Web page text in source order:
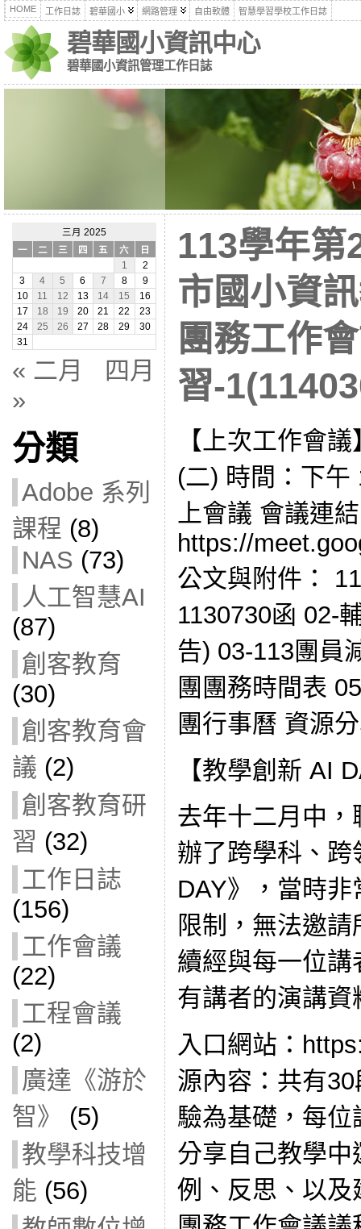
HOME 工作日誌 碧華國小 網路管理 自由軟體 智慧學習學校工作日誌
碧華國小資訊中心
碧華國小資訊管理工作日誌
三月 2025
一
二 三 四 五 六
日
1
2
3
4 5 6 7 8
9
10
11 12 13 14 15
16
17
18 19 20 21 22
23
24
25 26 27 28 29
30
31
« 二月
四月
»
分類
Adobe 系列
課程 (8)
NAS (73)
人工智慧AI
(87)
創客教育
(30)
創客教育會
議 (2)
創客教育研
習 (32)
工作日誌
(156)
工作會議
(22)
工程會議
(2)
廣達《游於
智》
(5)
教學科技增
能 (56)
113學年第
市國小資
團務工作
習-
【上次工作會
(二) 時間：下午
上會議 會議連
https://
公文與附件：
1130730函 02-
告) 03-113團員
團團務時間表
團行事曆 資源
【教學創新 AI
去年十二月中
辦了跨學科、
DAY》，當時
限制，無法邀
續經與每一位
有講者的演講
入口網站：
源內容：共有
驗為基礎，每
分享自己教學
例、反思、以